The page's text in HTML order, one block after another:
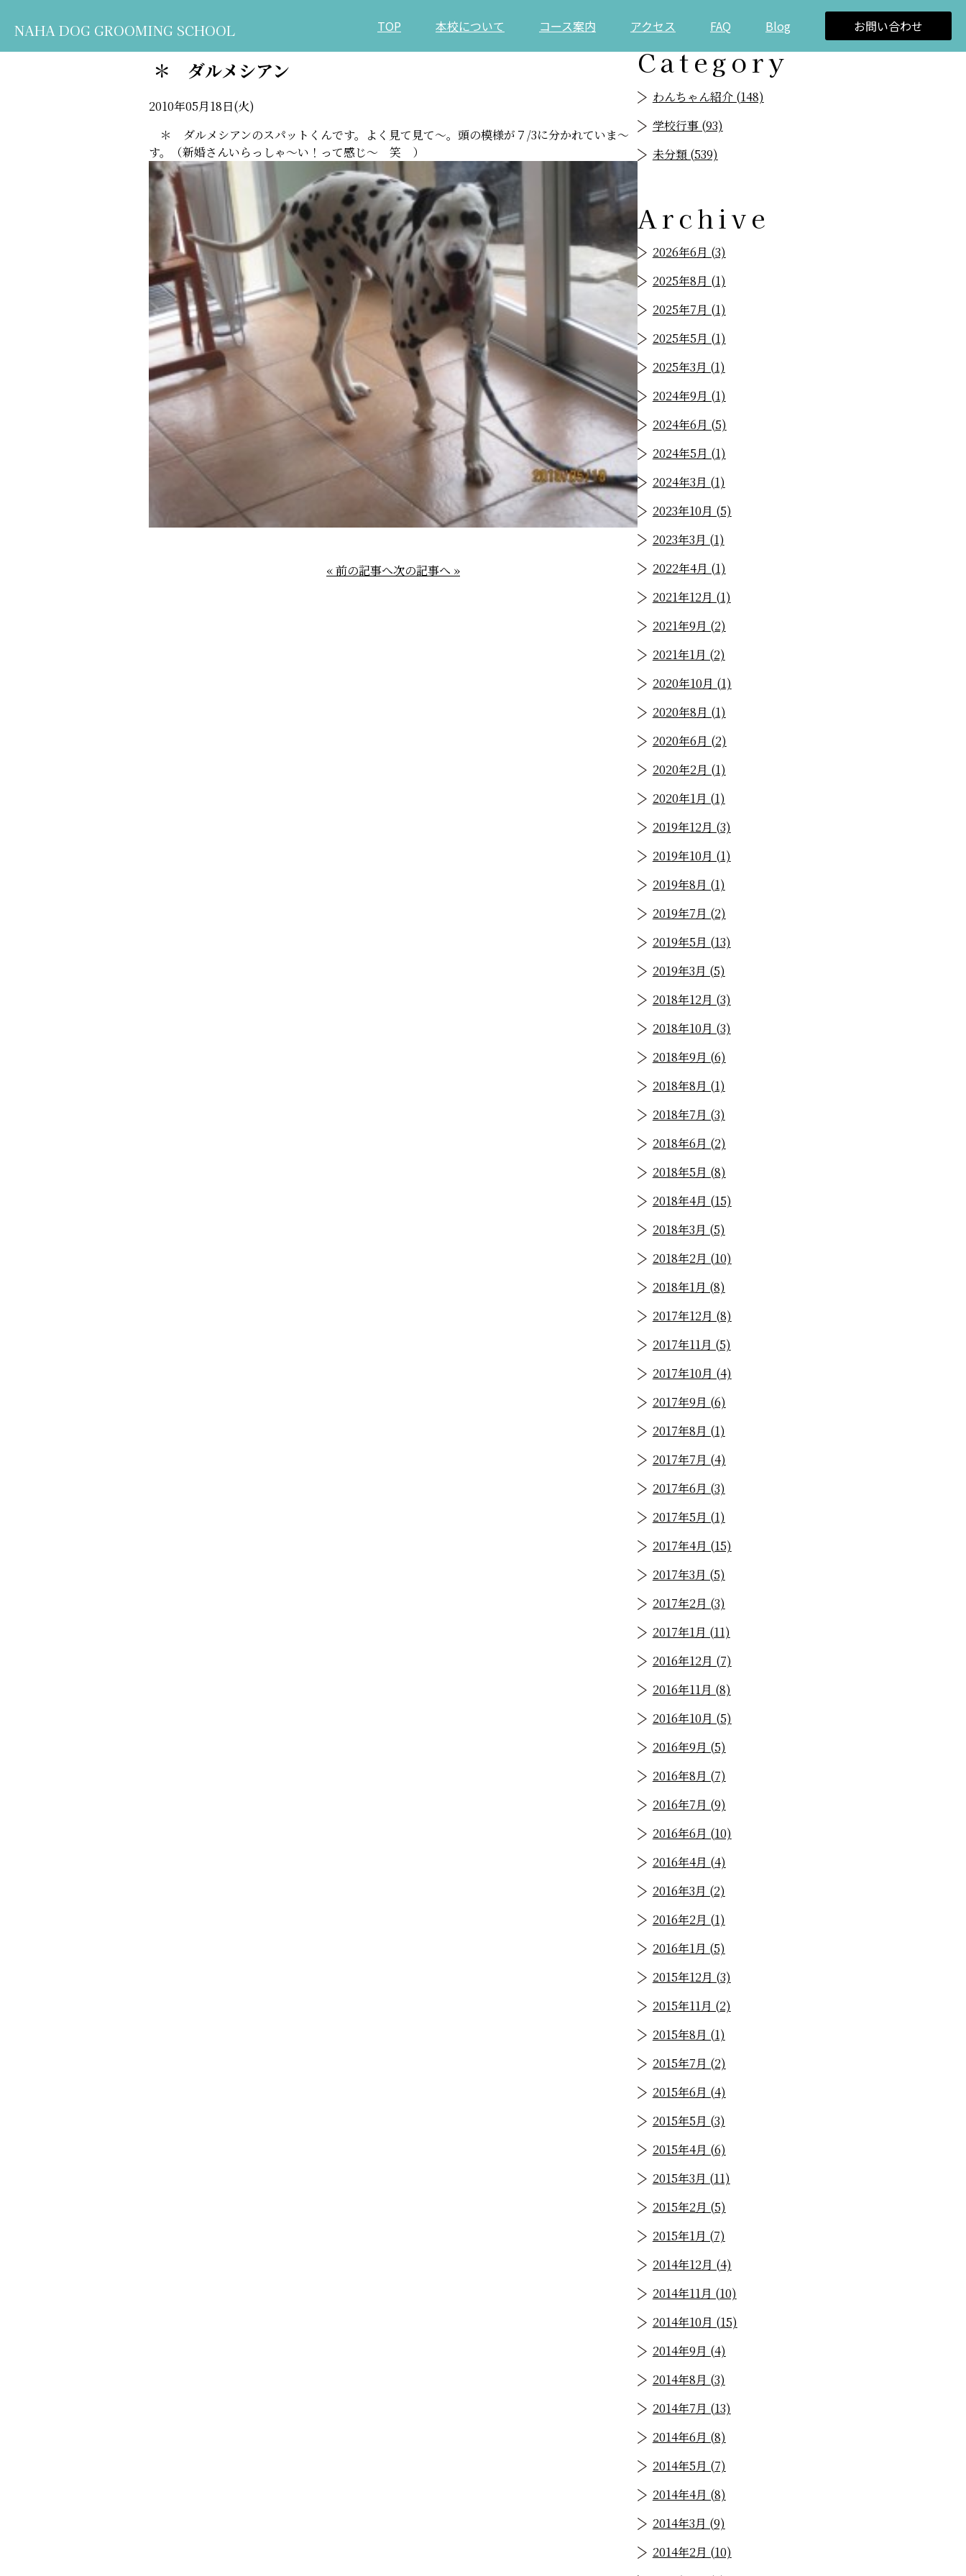
TOP 本校について コース案内 アクセス FAQ Blog お問い合わせ
NAHA DOG GROOMING SCHOOL
＊ ダルメシアン
2010年05月18日(火)
＊ ダルメシアンのスパットくんです。よく見て見て～。頭の模様が７/3に分かれていま～
す。（新婚さんいらっしゃ～い！って感じ～ 笑 ）
« 前の記事へ次の記事へ »
Category
わんちゃん紹介 (148)
学校行事 (93)
未分類 (539)
Archive
2026年6月 (3)
2025年8月 (1)
2025年7月 (1)
2025年5月 (1)
2025年3月 (1)
2024年9月 (1)
2024年6月 (5)
2024年5月 (1)
2024年3月 (1)
2023年10月 (5)
2023年3月 (1)
2022年4月 (1)
2021年12月 (1)
2021年9月 (2)
2021年1月 (2)
2020年10月 (1)
2020年8月 (1)
2020年6月 (2)
2020年2月 (1)
2020年1月 (1)
2019年12月 (3)
2019年10月 (1)
2019年8月 (1)
2019年7月 (2)
2019年5月 (13)
2019年3月 (5)
2018年12月 (3)
2018年10月 (3)
2018年9月 (6)
2018年8月 (1)
2018年7月 (3)
2018年6月 (2)
2018年5月 (8)
2018年4月 (15)
2018年3月 (5)
2018年2月 (10)
2018年1月 (8)
2017年12月 (8)
2017年11月 (5)
2017年10月 (4)
2017年9月 (6)
2017年8月 (1)
2017年7月 (4)
2017年6月 (3)
2017年5月 (1)
2017年4月 (15)
2017年3月 (5)
2017年2月 (3)
2017年1月 (11)
2016年12月 (7)
2016年11月 (8)
2016年10月 (5)
2016年9月 (5)
2016年8月 (7)
2016年7月 (9)
2016年6月 (10)
2016年4月 (4)
2016年3月 (2)
2016年2月 (1)
2016年1月 (5)
2015年12月 (3)
2015年11月 (2)
2015年8月 (1)
2015年7月 (2)
2015年6月 (4)
2015年5月 (3)
2015年4月 (6)
2015年3月 (11)
2015年2月 (5)
2015年1月 (7)
2014年12月 (4)
2014年11月 (10)
2014年10月 (15)
2014年9月 (4)
2014年8月 (3)
2014年7月 (13)
2014年6月 (8)
2014年5月 (7)
2014年4月 (8)
2014年3月 (9)
2014年2月 (10)